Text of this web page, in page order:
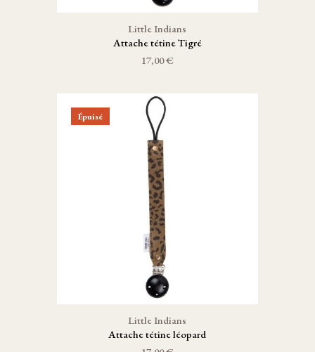
Little Indians
Attache tétine Tigré
17,00 €
Épuisé
Little Indians
Attache tétine léopard